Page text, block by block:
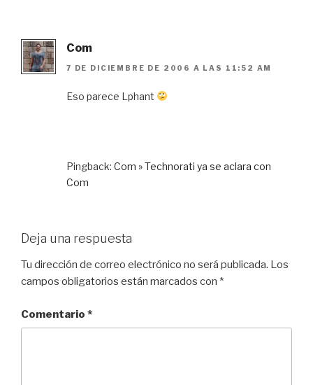
Com
7 DE DICIEMBRE DE 2006 A LAS 11:52 AM
Eso parece Lphant
Pingback: Com » Technorati ya se aclara con
Com
Deja una respuesta
Tu dirección de correo electrónico no será publicada. Los
campos obligatorios están marcados con *
Comentario *